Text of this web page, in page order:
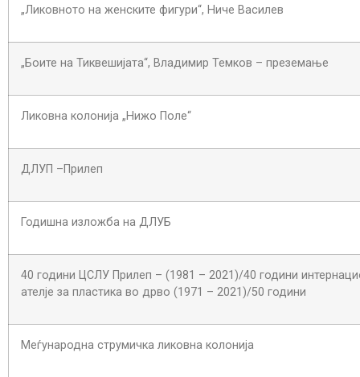
„Ликовното на женските фигури“, Ниче Василев
„Боите на Тиквешијата“, Владимир Темков – преземање
Ликовна колонија „Нижо Поле“
ДЛУП –Прилеп
Годишна изложба на ДЛУБ
40 години ЦСЛУ Прилеп – (1981 – 2021)/40 години
ателје за пластика во дрво (1971 – 2021)/50 години
Меѓународна струмичка ликовнa колонија